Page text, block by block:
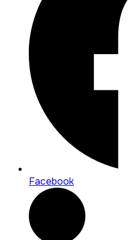
Facebook